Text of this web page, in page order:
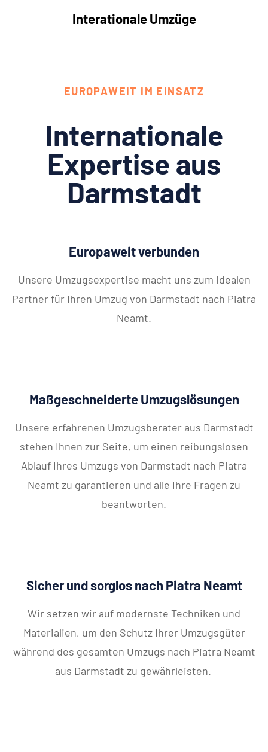
Interationale Umzüge
EUROPAWEIT IM EINSATZ
Internationale
Expertise aus
Darmstadt
Europaweit verbunden
Unsere Umzugsexpertise macht uns zum idealen
Partner für Ihren Umzug von Darmstadt nach Piatra
Neamt.
Maßgeschneiderte Umzugslösungen
Unsere erfahrenen Umzugsberater aus Darmstadt
stehen Ihnen zur Seite, um einen reibungslosen
Ablauf Ihres Umzugs von Darmstadt nach Piatra
Neamt zu garantieren und alle Ihre Fragen zu
beantworten.
Sicher und sorglos nach Piatra Neamt
Wir setzen wir auf modernste Techniken und
Materialien, um den Schutz Ihrer Umzugsgüter
während des gesamten Umzugs nach Piatra Neamt
aus Darmstadt zu gewährleisten.